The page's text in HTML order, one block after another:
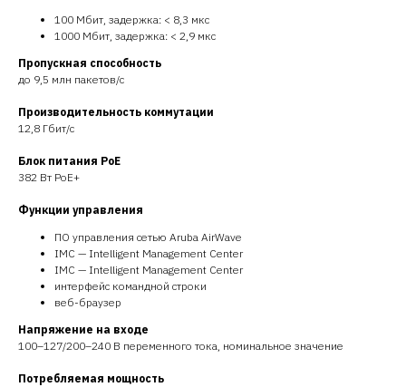
100 Мбит, задержка: < 8,3 мкс
1000 Мбит, задержка: < 2,9 мкс
Пропускная способность
до 9,5 млн пакетов/с
Производительность коммутации
12,8 Гбит/с
Блок питания PoE
382 Вт PoE+
Функции управления
ПО управления сетью Aruba AirWave
IMC — Intelligent Management Center
IMC — Intelligent Management Center
интерфейс командной строки
веб-браузер
Напряжение на входе
100–127/200–240 В переменного тока, номинальное значение
Потребляемая мощность